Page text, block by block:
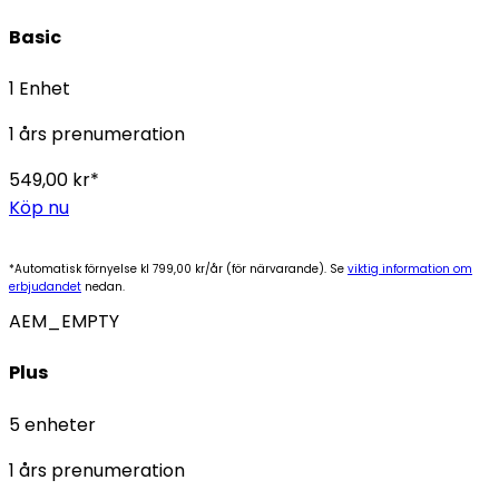
Basic
1 Enhet
1 års prenumeration
549,00 kr*
Köp nu
*Automatisk förnyelse kl 799,00 kr/år (för närvarande). Se viktig information om
erbjudandet nedan.
AEM_EMPTY
Plus
5 enheter
1 års prenumeration